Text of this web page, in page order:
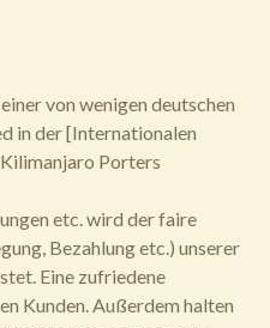
von wenigen deutschen
in der [Internationalen
Porters
etc. wird der faire
Bezahlung etc.) unserer
Eine zufriedene
Kunden. Außerdem halten